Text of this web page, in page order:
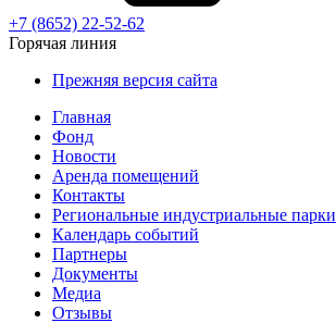
+7 (8652) 22-52-62
Горячая линия
Прежняя версия сайта
Главная
Фонд
Новости
Аренда помещений
Контакты
Региональные индустриальные парки
Календарь событий
Партнеры
Документы
Медиа
Отзывы